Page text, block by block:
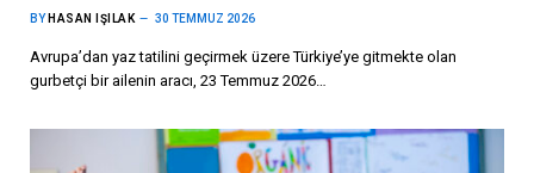
BY HASAN IŞILAK 30 TEMMUZ 2026
Avrupa’dan yaz tatilini geçirmek üzere Türkiye’ye gitmekte olan
gurbetçi bir ailenin aracı, 23 Temmuz 2026…